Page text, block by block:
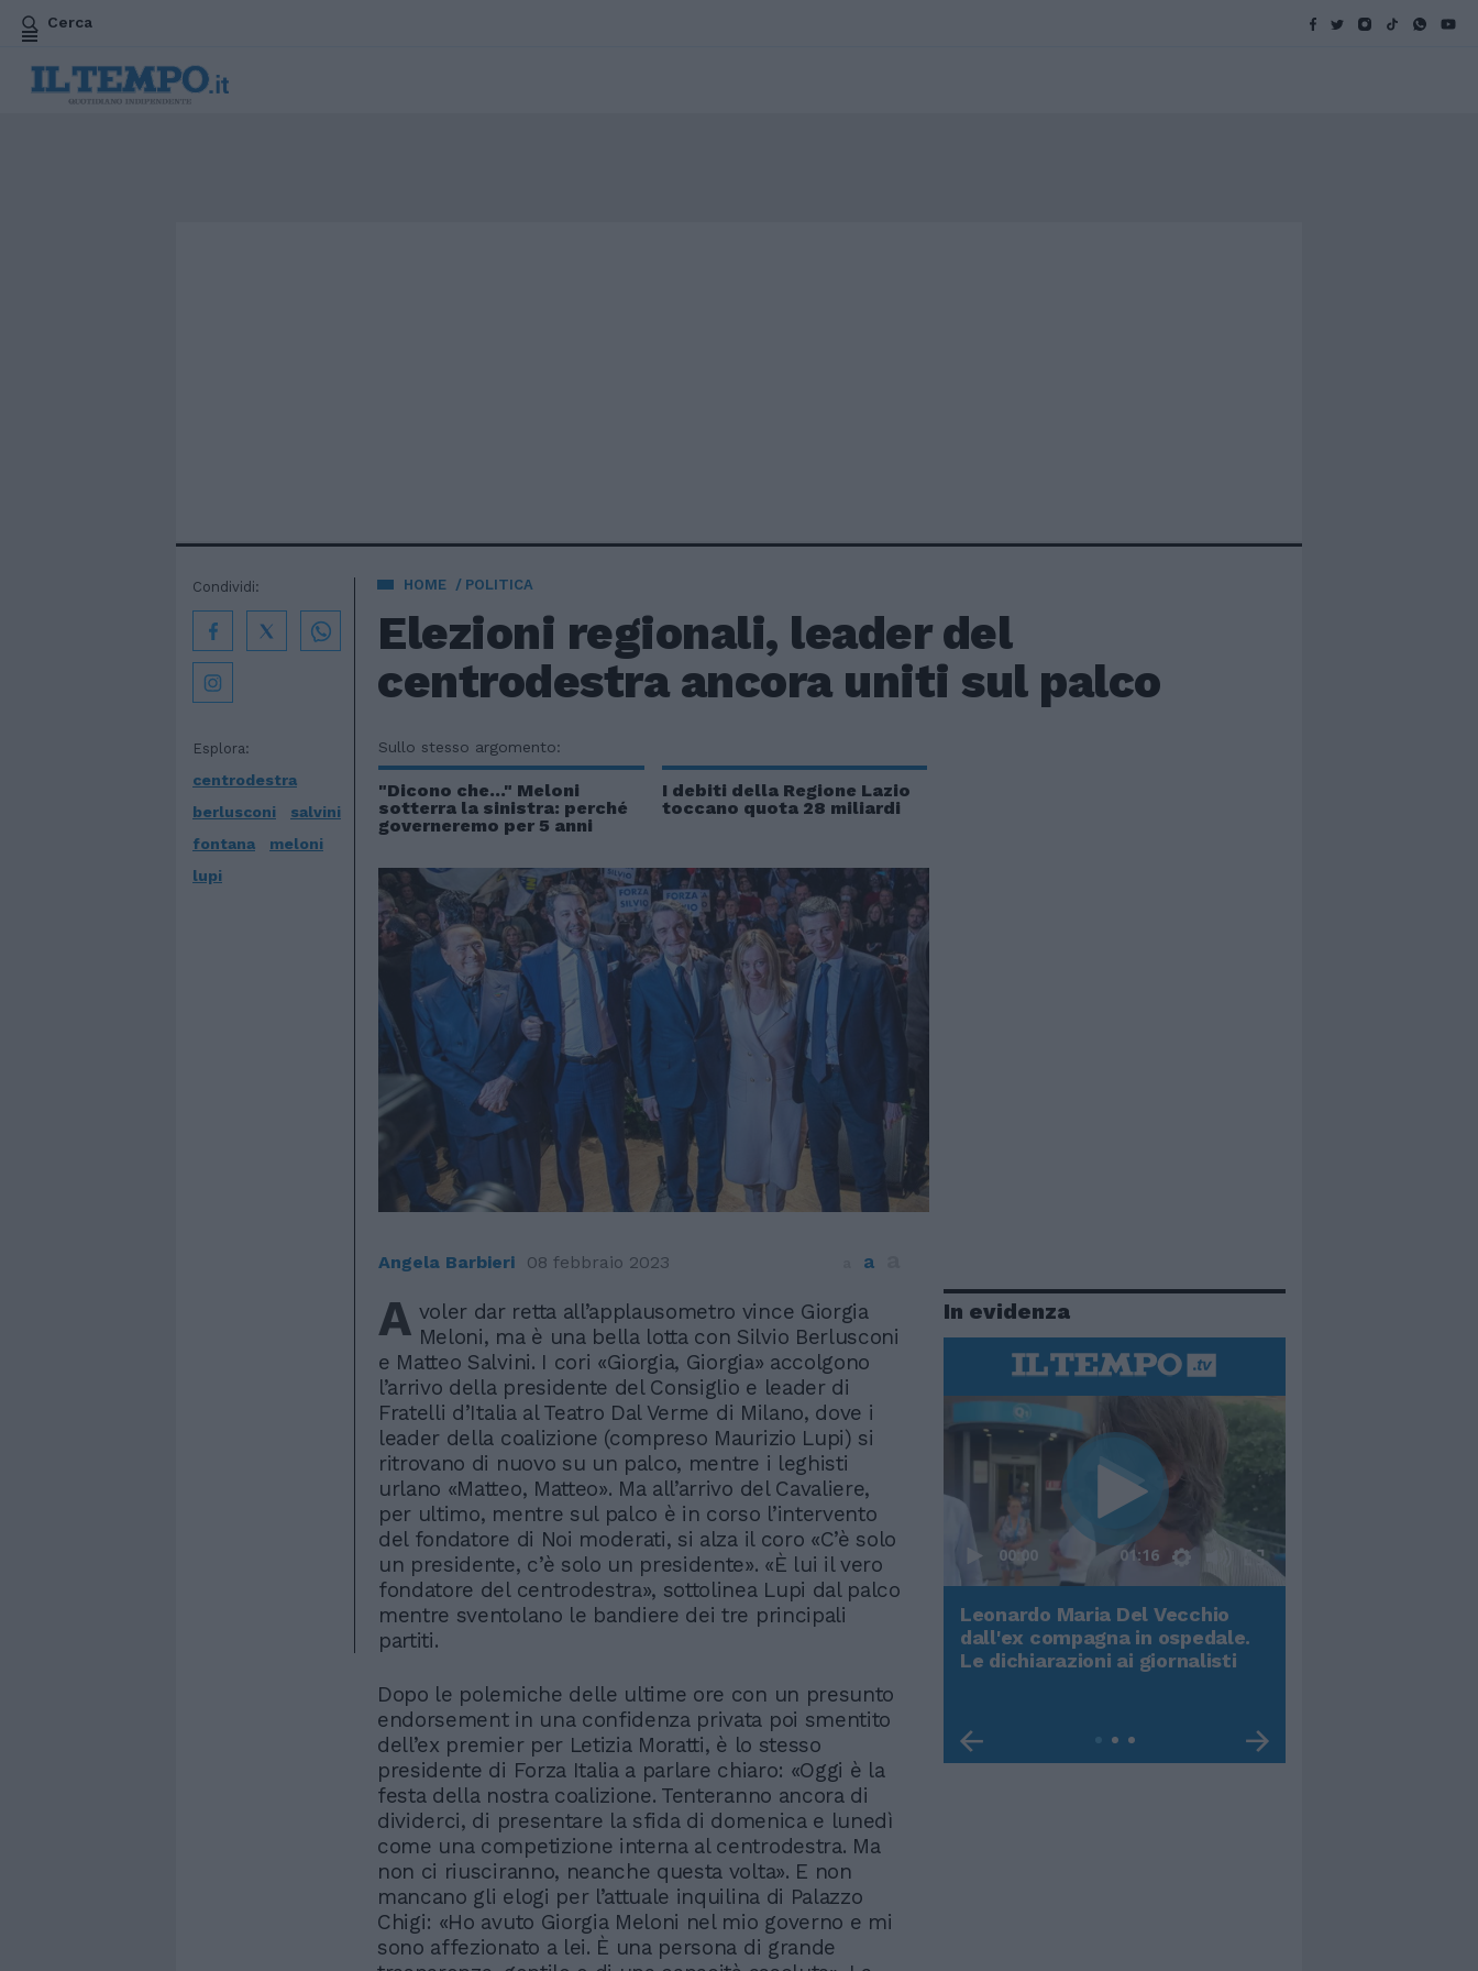
Cerca
HOME POLITICA
Elezioni regionali, leader del
centrodestra ancora uniti sul palco
Esplora:
centrodestra
berlusconi
salvini
fontana
meloni
lupi
Condividi:
Sullo stesso argomento:
"Dicono che..." Meloni
sotterra la sinistra: perché
governeremo per 5 anni
I debiti della Regione Lazio
toccano quota 28 miliardi
Angela Barbieri 08 febbraio 2023 a
A voler dar retta all’applausometro vince Giorgia
Meloni, ma è una bella lotta con Silvio Berlusconi
e Matteo Salvini. I cori «Giorgia, Giorgia» accolgono
l’arrivo della presidente del Consiglio e leader di
Fratelli d’Italia al Teatro Dal Verme di Milano, dove i
leader della coalizione (compreso Maurizio Lupi) si
ritrovano di nuovo su un palco, mentre i leghisti
urlano «Matteo, Matteo». Ma all’arrivo del Cavaliere,
per ultimo, mentre sul palco è in corso l’intervento
del fondatore di Noi moderati, si alza il coro «C’è solo
un presidente, c’è solo un presidente». «È lui il vero
fondatore del centrodestra», sottolinea Lupi dal palco
mentre sventolano le bandiere dei tre principali
partiti.
Dopo le polemiche delle ultime ore con un presunto
endorsement in una confidenza privata poi smentito
dell’ex premier per Letizia Moratti, è lo stesso
presidente di Forza Italia a parlare chiaro: «Oggi è la
festa della nostra coalizione. Tenteranno ancora di
dividerci, di presentare la sfida di domenica e lunedì
come una competizione interna al centrodestra. Ma
non ci riusciranno, neanche questa volta». E non
mancano gli elogi per l’attuale inquilina di Palazzo
Chigi: «Ho avuto Giorgia Meloni nel mio governo e mi
sono affezionato a lei. È una persona di grande
In evidenza
americana
00:00 01:16
Leonardo Maria Del Vecchio
dall'ex compagna in ospedale.
Le dichiarazioni ai giornalisti